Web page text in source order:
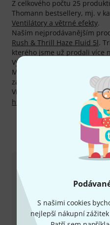
S našimi cookies
nejlepší nákupní
Z celkového počtu 25
Thomann bestsellery, mj. v
Ventilátory a větrné efekty.
Naším nejprodávanějším
Rush & Thrill Haze Fluid 5l.
kterého jsme už prodali více
Výrobce poskytuje na
My tuto záruku rozšiřujeme a
zákazníkům plné tři roky
Více informací o výrobci
http://www.jemsmoke.com